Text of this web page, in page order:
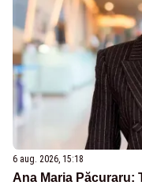
6 aug. 2026, 15:18
Ana Maria Păcuraru: